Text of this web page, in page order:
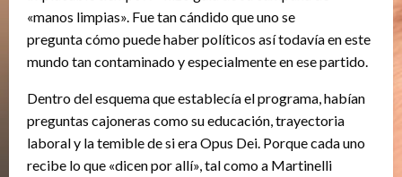
«manos limpias». Fue tan cándido que uno se
pregunta cómo puede haber políticos así todavía en este
mundo tan contaminado y especialmente en ese partido.
Dentro del esquema que establecía el programa, habían
preguntas cajoneras como su educación, trayectoria
laboral y la temible de si era Opus Dei. Porque cada uno
recibe lo que «dicen por allí», tal como a Martinelli